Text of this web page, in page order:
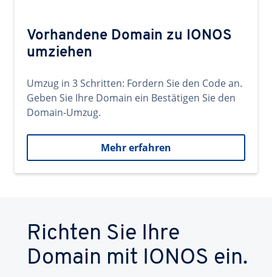
Vorhandene Domain zu IONOS
umziehen
Umzug in 3 Schritten: Fordern Sie den Code an.
Geben Sie Ihre Domain ein Bestätigen Sie den
Domain-Umzug.
Mehr erfahren
Richten Sie Ihre
Domain mit IONOS ein.